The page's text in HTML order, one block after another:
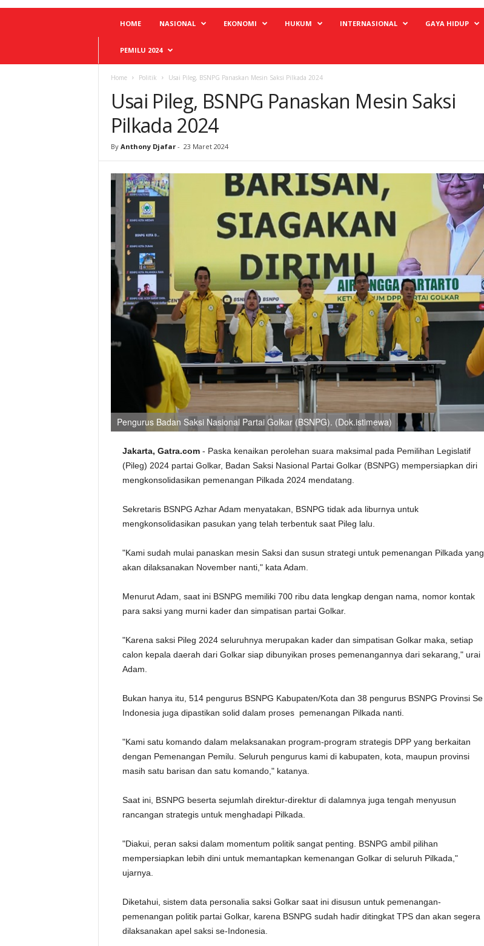
HOME NASIONAL EKONOMI HUKUM INTERNASIONAL GAYA HIDUP
PEMILU 2024
Home Politik Usai Pileg, BSNPG Panaskan Mesin Saksi Pilkada 2024
Usai Pileg, BSNPG Panaskan Mesin Saksi
Pilkada 2024
By Anthony Djafar - 23 Maret 2024
Pengurus Badan Saksi Nasional Partai Golkar (BSNPG). (Dok.istimewa)
Jakarta, Gatra.com - Paska kenaikan perolehan suara maksimal pada Pemilihan Legislatif
(Pileg) 2024 partai Golkar, Badan Saksi Nasional Partai Golkar (BSNPG) mempersiapkan diri
mengkonsolidasikan pemenangan Pilkada 2024 mendatang.
Sekretaris BSNPG Azhar Adam menyatakan, BSNPG tidak ada liburnya untuk
mengkonsolidasikan pasukan yang telah terbentuk saat Pileg lalu.
"Kami sudah mulai panaskan mesin Saksi dan susun strategi untuk pemenangan Pilkada yang
akan dilaksanakan November nanti," kata Adam.
Menurut Adam, saat ini BSNPG memiliki 700 ribu data lengkap dengan nama, nomor kontak
para saksi yang murni kader dan simpatisan partai Golkar.
"Karena saksi Pileg 2024 seluruhnya merupakan kader dan simpatisan Golkar maka, setiap
calon kepala daerah dari Golkar siap dibunyikan proses pemenangannya dari sekarang," urai
Adam.
Bukan hanya itu, 514 pengurus BSNPG Kabupaten/Kota dan 38 pengurus BSNPG Provinsi Se
Indonesia juga dipastikan solid dalam proses pemenangan Pilkada nanti.
"Kami satu komando dalam melaksanakan program-program strategis DPP yang berkaitan
dengan Pemenangan Pemilu. Seluruh pengurus kami di kabupaten, kota, maupun provinsi
masih satu barisan dan satu komando," katanya.
Saat ini, BSNPG beserta sejumlah direktur-direktur di dalamnya juga tengah menyusun
rancangan strategis untuk menghadapi Pilkada.
"Diakui, peran saksi dalam momentum politik sangat penting. BSNPG ambil pilihan
mempersiapkan lebih dini untuk memantapkan kemenangan Golkar di seluruh Pilkada,"
ujarnya.
Diketahui, sistem data personalia saksi Golkar saat ini disusun untuk pemenangan-
pemenangan politik partai Golkar, karena BSNPG sudah hadir ditingkat TPS dan akan segera
dilaksanakan apel saksi se-Indonesia.